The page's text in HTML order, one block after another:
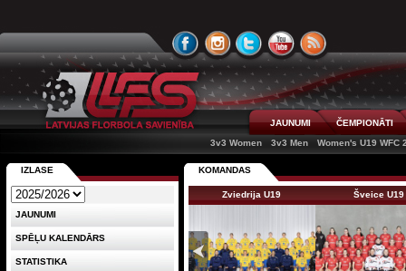
JAUNUMI
ČEMPIONĀTI
3v3 Women
3v3 Men Women's U19 WFC
KOMANDAS
Zviedrija U19 Šveice U19
IZLASE
JAUNUMI
SPĒĻU KALENDĀRS
STATISTIKA